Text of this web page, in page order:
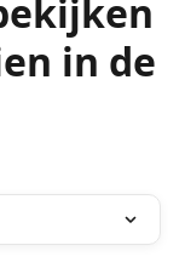
in de